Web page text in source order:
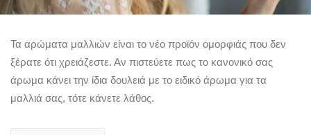
Τα αρώματα μαλλιών είναι το νέο προϊόν ομορφιάς που δεν
ξέρατε ότι χρειάζεστε. Αν πιστεύετε πως το κανονικό σας
άρωμα κάνει την ίδια δουλειά με το ειδικό άρωμα για τα
μαλλιά σας, τότε κάνετε λάθος.